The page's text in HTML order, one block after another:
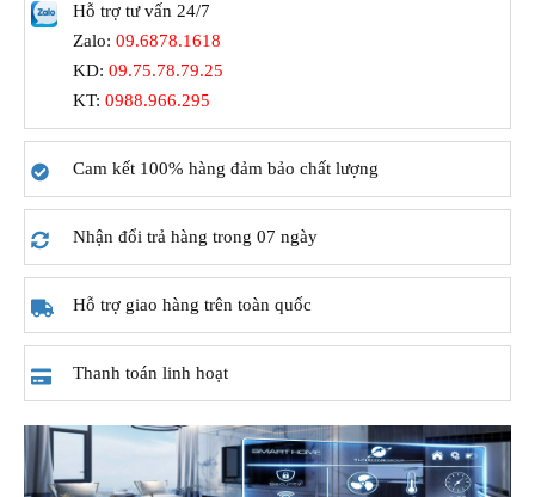
Hỗ trợ tư vấn 24/7
Zalo: 09.6878.1618
KD: 09.75.78.79.25
KT: 0988.966.295
Cam kết 100% hàng đảm bảo chất lượng
Nhận đổi trả hàng trong 07 ngày
Hỗ trợ giao hàng trên toàn quốc
Thanh toán linh hoạt